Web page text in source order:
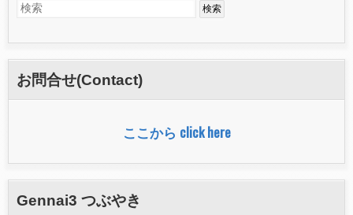
索
フ
ォ
検
お問合せ(Contact)
ここから click here
Gennai3 つぶやき